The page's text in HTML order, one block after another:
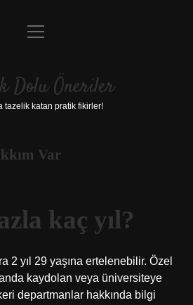
Anasayfa
Yasal Uyarı
menüyü
Dolu Öneriler
tazelik katan pratik fikirler!
Var
kaç yıl?
2 yıl 29 yaşına ertelenebilir. Özel
kaydolan veya üniversiteye
departmanlar hakkında bilgi